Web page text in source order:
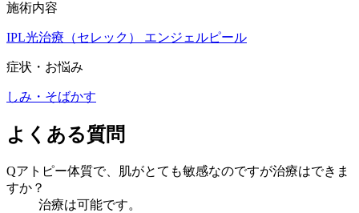
施術内容
IPL光治療（セレック） エンジェルピール
症状・お悩み
しみ・そばかす
よくある質問
Qアトピー体質で、肌がとても敏感なのですが治療はできま
すか？
治療は可能です。